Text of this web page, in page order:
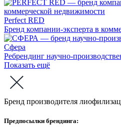
Perfect RED
Бренд компании-эксперта в
Сфера
Ребрендинг научно-
Показать ещё
Бренд производителя
Предпосылки брендинга: